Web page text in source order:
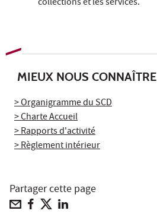
MIEUX NOUS CONNAÎTRE
> Organigramme du SCD
> Charte Accueil
> Rapports d'activité
> Règlement intérieur
Partager cette page